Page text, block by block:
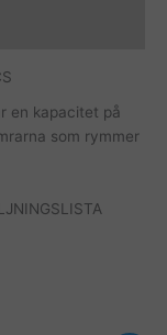
en kapacitet på
som rymmer